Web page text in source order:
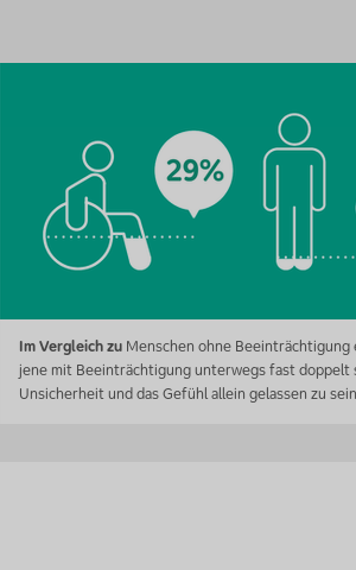
Im Vergleich zu Menschen ohne Beeinträchtigung
jene mit Beeinträchtigung unterwegs fast doppelt
Unsicherheit und das Gefühl allein gelassen zu